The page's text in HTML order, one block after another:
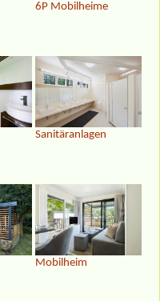
6P Mobilheime
Sanitäranlagen
Mobilheim